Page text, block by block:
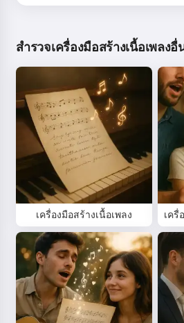
สำรวจเครื่องมือสร้างเนื้อเพลงอื่
เครื่องมือสร้างเนื้อเพลง เครื่